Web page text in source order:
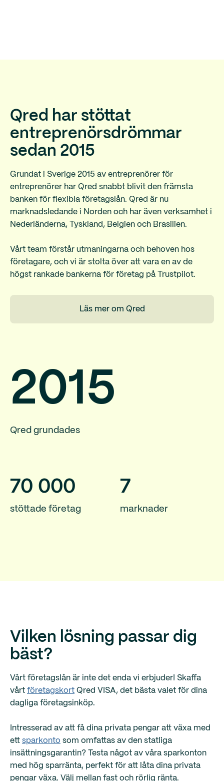
Qred har stöttat
entreprenörsdrömmar
sedan 2015
Grundat i Sverige 2015 av entreprenörer för
entreprenörer har Qred snabbt blivit den främsta
banken för flexibla företagslån. Qred är nu
marknadsledande i Norden och har även verksamhet i
Nederländerna, Tyskland, Belgien och Brasilien.
Vårt team förstår utmaningarna och behoven hos
företagare, och vi är stolta över att vara en av de
högst rankade bankerna för företag på Trustpilot.
Läs mer om Qred
2015
Qred grundades
70 000
stöttade företag
7
marknader
Vilken lösning passar dig
bäst?
Vårt företagslån är inte det enda vi erbjuder! Skaffa
vårt företagskort Qred VISA, det bästa valet för dina
dagliga företagsinköp.
Intresserad av att få dina privata pengar att växa med
ett sparkonto som omfattas av den statliga
insättningsgarantin? Testa något av våra sparkonton
med hög sparränta, perfekt för att låta dina privata
pengar växa. Välj mellan fast och rörlig ränta.